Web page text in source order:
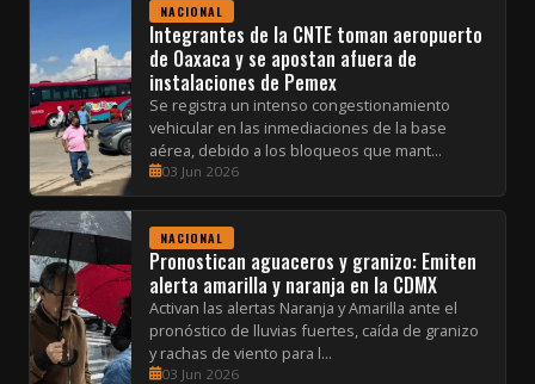
NACIONAL
Integrantes de la CNTE toman aeropuerto
de Oaxaca y se apostan afuera de
instalaciones de Pemex
Se registra un intenso congestionamiento
vehicular en las inmediaciones de la base
aérea, debido a los bloqueos que mant...
03 Jun 2026
NACIONAL
Pronostican aguaceros y granizo: Emiten
alerta amarilla y naranja en la CDMX
Activan las alertas Naranja y Amarilla ante el
pronóstico de lluvias fuertes, caída de granizo
y rachas de viento para l...
03 Jun 2026